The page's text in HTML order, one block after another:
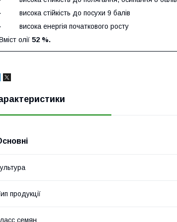
· висока стійкість до посухи 9 балів
· висока енергія початкового росту
олії 52 %.
продукції
семян